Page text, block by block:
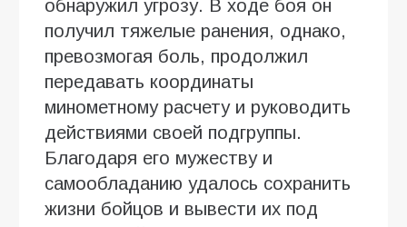
обнаружил угрозу. В ходе боя он
получил тяжелые ранения, однако,
превозмогая боль, продолжил
передавать координаты
минометному расчету и руководить
действиями своей подгруппы.
Благодаря его мужеству и
самообладанию удалось сохранить
жизни бойцов и вывести их под